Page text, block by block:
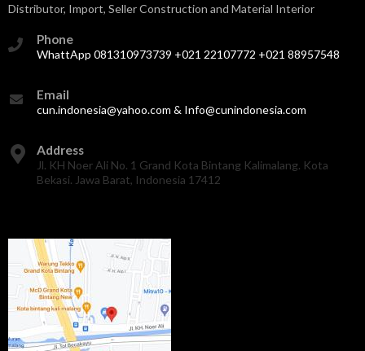
Distributor, Import, Seller Construction and Material Interior
Phone
WhattApp 081310973739 +021 22107772 +021 88957548
Email
cun.indonesia@yahoo.com & Info@cunindonesia.com
Address
Jl. KH Noer Ali No. 1 Grand Kota Bintang Kalimalang. Kota
Bekasi. Jawa Barat, Indonesia 17412